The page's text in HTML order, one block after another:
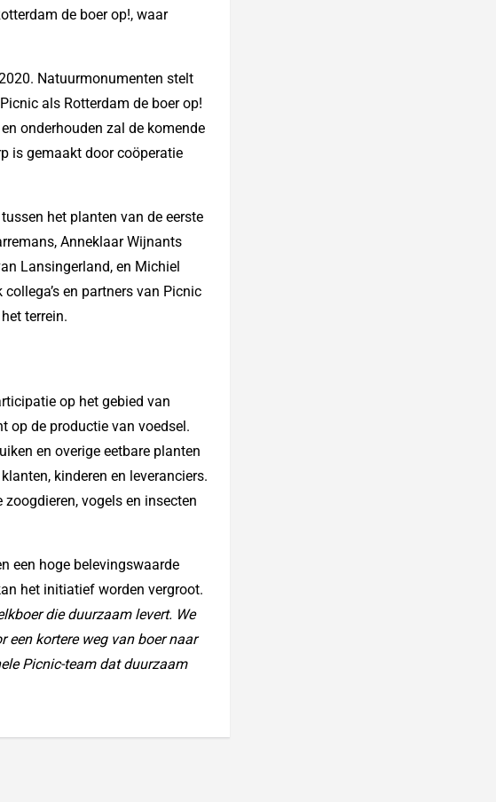
de boer op!, waar
Natuurmonumenten stelt
als Rotterdam de boer op!
onderhouden zal de komende
is gemaakt door coöperatie
het planten van de eerste
Anneklaar Wijnants
Lansingerland, en Michiel
en partners van Picnic
terrein.
op het gebied van
op de productie van voedsel.
en overige eetbare planten
kinderen en leveranciers.
vogels en insecten
een hoge belevingswaarde
het initiatief worden vergroot.
die duurzaam levert. We
een kortere weg van boer naar
Picnic-team dat duurzaam